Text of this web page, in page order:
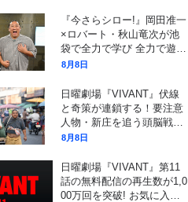
『今さらシロー!』岡田准一
×ロバート・秋山竜次が池
袋で全力で学び 全力で遊
ぶ!永尾柚乃とサンシャイン
フォーマンスに初挑戦!
8月8日
日曜劇場『VIVANT』伏線
と奇策が連鎖する！要注意
人物・新庄を追う頭脳戦と
長野専務の謎を「アフター
8月8日
日曜劇場『VIVANT』第11
話の無料配信の再生数が1,0
00万回を突破! お気に入り